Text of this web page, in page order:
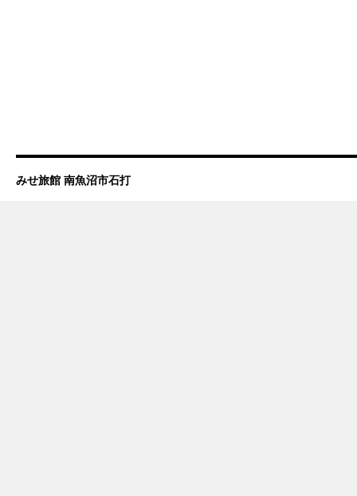
みせ旅館 南魚沼市石打